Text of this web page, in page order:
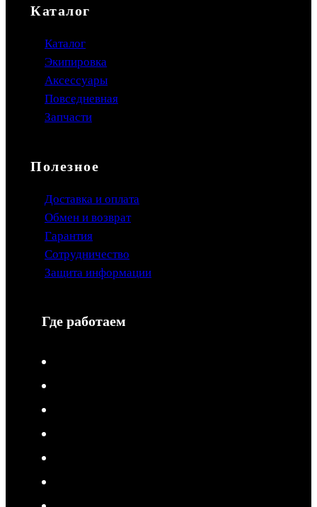
Каталог
Каталог
Экипировка
Аксессуары
Повседневная
Запчасти
Полезное
Доставка и оплата
Обмен и возврат
Гарантия
Сотрудничество
Защита информации
Где работаем